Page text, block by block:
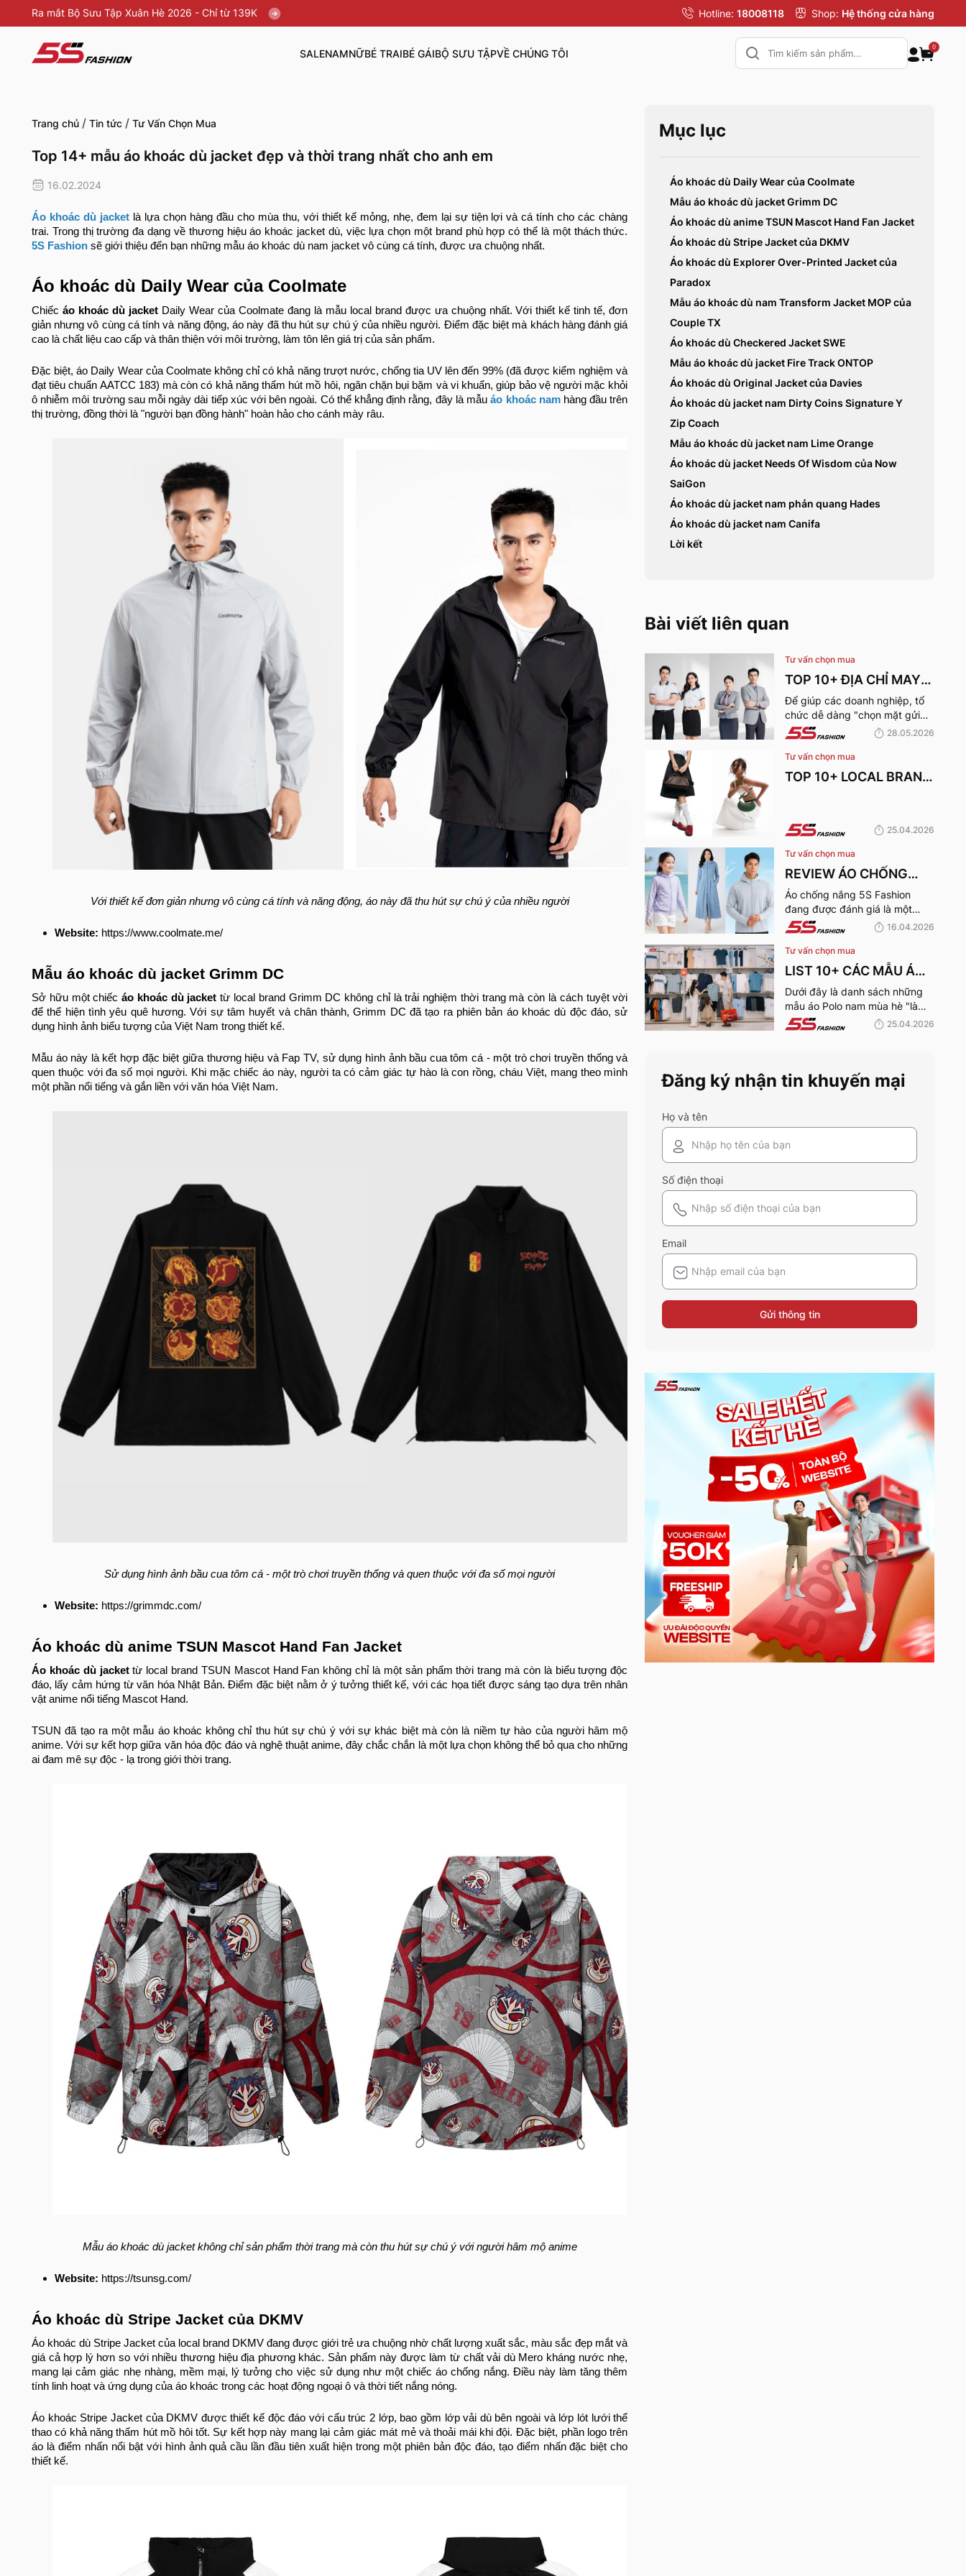
Ra mắt Bộ Sưu Tập Xuân Hè 2026 - Chỉ từ 139K Hotline: 18008118 Shop: Hệ thống cửa hàng
SALENAMNỮBÉ TRAIBÉ GÁIBỘ SƯU TẬPVỀ CHÚNG TÔI
0
Trang chủ / Tin tức / Tư Vấn Chọn Mua
Top 14+ mẫu áo khoác dù jacket đẹp và thời trang nhất cho anh em
16.02.2024
Áo khoác dù jacket là lựa chọn hàng đầu cho mùa thu, với thiết kế mỏng, nhẹ, đem lại sự tiện lợi và cá tính cho các chàng
trai. Trong thị trường đa dạng về thương hiệu áo khoác jacket dù, việc lựa chọn một brand phù hợp có thể là một thách thức.
5S Fashion sẽ giới thiệu đến bạn những mẫu áo khoác dù nam jacket vô cùng cá tính, được ưa chuộng nhất.
Áo khoác dù Daily Wear của Coolmate
Chiếc áo khoác dù jacketDaily Wear của Coolmate đang là mẫu local brand được ưa chuộng nhất. Với thiết kế tinh tế, đơn
giản nhưng vô cùng cá tính và năng động, áo này đã thu hút sự chú ý của nhiều người. Điểm đặc biệt mà khách hàng đánh giá
cao là chất liệu cao cấp và thân thiện với môi trường, làm tôn lên giá trị của sản phẩm.
Đặc biệt, áo Daily Wear của Coolmate không chỉ có khả năng trượt nước, chống tia UV lên đến 99% (đã được kiểm nghiệm và
đạt tiêu chuẩn AATCC 183) mà còn có khả năng thấm hút mồ hôi, ngăn chặn bụi bặm và vi khuẩn, giúp bảo vệ người mặc khỏi
ô nhiễm môi trường sau mỗi ngày dài tiếp xúc với bên ngoài. Có thể khẳng định rằng, đây là mẫuáo khoác namhàng đầu trên
thị trường, đồng thời là "người bạn đồng hành" hoàn hảo cho cánh mày râu.
Với thiết kế đơn giản nhưng vô cùng cá tính và năng động, áo này đã thu hút sự chú ý của nhiều người
Website: https://www.coolmate.me/
Mẫu áo khoác dù jacket Grimm DC
Sở hữu một chiếcáo khoác dù jacket từ local brand Grimm DC không chỉ là trải nghiệm thời trang mà còn là cách tuyệt vời
để thể hiện tình yêu quê hương. Với sự tâm huyết và chân thành, Grimm DC đã tạo ra phiên bản áo khoác dù độc đáo, sử
dụng hình ảnh biểu tượng của Việt Nam trong thiết kế.
Mẫu áo này là kết hợp đặc biệt giữa thương hiệu và Fap TV, sử dụng hình ảnh bầu cua tôm cá - một trò chơi truyền thống và
quen thuộc với đa số mọi người. Khi mặc chiếc áo này, người ta có cảm giác tự hào là con rồng, cháu Việt, mang theo mình
một phần nổi tiếng và gắn liền với văn hóa Việt Nam.
Sử dụng hình ảnh bầu cua tôm cá - một trò chơi truyền thống và quen thuộc với đa số mọi người
Website: https://grimmdc.com/
Áo khoác dù anime TSUN Mascot Hand Fan Jacket
Áo khoác dù jackettừ local brand TSUN Mascot Hand Fan không chỉ là một sản phẩm thời trang mà còn là biểu tượng độc
đáo, lấy cảm hứng từ văn hóa Nhật Bản. Điểm đặc biệt nằm ở ý tưởng thiết kế, với các họa tiết được sáng tạo dựa trên nhân
vật anime nổi tiếng Mascot Hand.
TSUN đã tạo ra một mẫu áo khoác không chỉ thu hút sự chú ý với sự khác biệt mà còn là niềm tự hào của người hâm mộ
anime. Với sự kết hợp giữa văn hóa độc đáo và nghệ thuật anime, đây chắc chắn là một lựa chọn không thể bỏ qua cho những
ai đam mê sự độc - lạ trong giới thời trang.
Mẫu áo khoác dù jacket không chỉ sản phẩm thời trang mà còn thu hút sự chú ý với người hâm mộ anime
Website: https://tsunsg.com/
Áo khoác dù Stripe Jacket của DKMV
Áo khoác dù Stripe Jacket của local brand DKMV đang được giới trẻ ưa chuộng nhờ chất lượng xuất sắc, màu sắc đẹp mắt và
giá cả hợp lý hơn so với nhiều thương hiệu địa phương khác. Sản phẩm này được làm từ chất vải dù Mero kháng nước nhẹ,
mang lại cảm giác nhẹ nhàng, mềm mại, lý tưởng cho việc sử dụng như một chiếc áo chống nắng. Điều này làm tăng thêm
tính linh hoạt và ứng dụng của áo khoác trong các hoạt động ngoại ô và thời tiết nắng nóng.
Áo khoác Stripe Jacket của DKMV được thiết kế độc đáo với cấu trúc 2 lớp, bao gồm lớp vải dù bên ngoài và lớp lót lưới thể
thao có khả năng thấm hút mồ hôi tốt. Sự kết hợp này mang lại cảm giác mát mẻ và thoải mái khi đội. Đặc biệt, phần logo trên
áo là điểm nhấn nổi bật với hình ảnh quả cầu lần đầu tiên xuất hiện trong một phiên bản độc đáo, tạo điểm nhấn đặc biệt cho
thiết kế.
Mục lục
Áo khoác dù Daily Wear của Coolmate
Mẫu áo khoác dù jacket Grimm DC
Áo khoác dù anime TSUN Mascot Hand Fan Jacket
Áo khoác dù Stripe Jacket của DKMV
Áo khoác dù Explorer Over-Printed Jacket của
Paradox
Mẫu áo khoác dù nam Transform Jacket MOP của
Couple TX
Áo khoác dù Checkered Jacket SWE
Mẫu áo khoác dù jacket Fire Track ONTOP
Áo khoác dù Original Jacket của Davies
Áo khoác dù jacket nam Dirty Coins Signature Y
Zip Coach
Mẫu áo khoác dù jacket nam Lime Orange
Áo khoác dù jacket Needs Of Wisdom của Now
SaiGon
Áo khoác dù jacket nam phản quang Hades
Áo khoác dù jacket nam Canifa
Lời kết
Bài viết liên quan
Tư vấn chọn mua
TOP 10+ ĐỊA CHỈ MAY
ĐỒNG PHỤC CÔNG TY
ĐẸP, UY TÍN NHẤT HIỆN
NAY
Để giúp các doanh nghiệp, tổ
chức dễ dàng "chọn mặt gửi
vàng", hãy cùng 5S Fashion tìm
hiểu những địa chỉ may đồng
phục công ty uy tín, chất lượng
và nhận được nhiều đánh giá
28.05.2026
Tư vấn chọn mua
TOP 10+ LOCAL BRAND
MÙA HÈ 2026
25.04.2026
Tư vấn chọn mua
REVIEW ÁO CHỐNG
NẮNG CẢN TIA UV,
CHỐNG NẮNG TỐT
NHẤT CỦA 5S FASHION
2026
Áo chống nắng 5S Fashion
đang được đánh giá là một
trong những thương hiệu áo
đáng mua hàng đầu hiện nay.
Vậy mẫu áo này có gì? Vì sao
lại được đánh giá tích cực đến
16.04.2026
Tư vấn chọn mua
LIST 10+ CÁC MẪU ÁO
POLO NAM MÙA HÈ
BÁN CHẠY NHẤT CỦA
5S FASHION 2026
Dưới đây là danh sách những
mẫu áo Polo nam mùa hè "làm
mưa làm gió" tại hệ thống 5S
Fashion mà bất kỳ quý ông nào
25.04.2026
Đăng ký nhận tin khuyến mại
Họ và tên
Số điện thoại
Email
Gửi thông tin